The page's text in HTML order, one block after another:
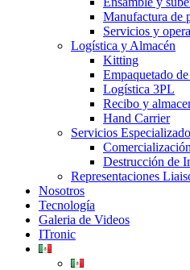
Manufactura de
Servicios y
Logística y Almacén
Kitting
Empaquetado
Logística 3PL
Recibo y
Hand Carrier
Servicios
Destrucción de
Representaciones
Nosotros
Tecnología
Galeria de Videos
ITronic